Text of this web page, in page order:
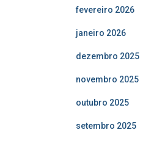
fevereiro 2026
janeiro 2026
dezembro 2025
novembro 2025
outubro 2025
setembro 2025